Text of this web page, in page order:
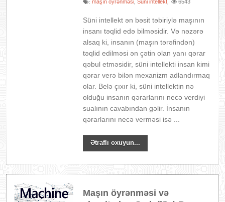
:maşın öyrənməsi ,Süni intellekt 6543
Süni intellekt ən bəsit təbiriylə maşının
insanı təqlid edə bilməsidir. Və nəzərə
alsaq ki, insanın (maşın tərəfindən)
təqlid edilməsi ən çətin olan yanı qərar
qəbul etməsidir, süni intellekti insan kimi
qərar verə bilən mexanizm adlandırmaq
olar. Belə çıxır ki, süni intellektin nə
olduğu insanın qərarlarını necə verdiyi
sualının cavabından gəlir. İnsanın
qərarlarını necə verməsi isə ...
Ətraflı oxuyun...
Maşın öyrənməsi və